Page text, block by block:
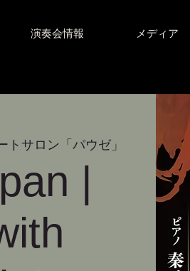
演奏会情報 メディア
トサロン「パウゼ」
|